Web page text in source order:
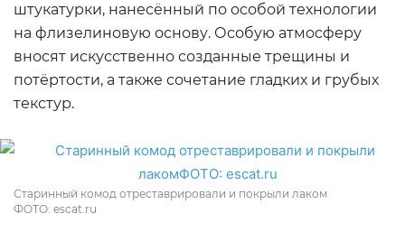
штукатурки, нанесённый по особой технологии
на флизелиновую основу. Особую атмосферу
вносят искусственно созданные трещины и
потёртости, а также сочетание гладких и грубых
текстур.
Старинный комод отреставрировали и покрыли лаком
ФОТО: escat.ru